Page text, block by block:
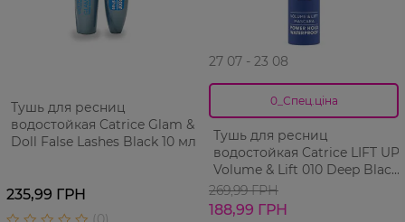
Тушь для ресниц
водостойкая Catrice Glam &
Doll False Lashes Black 10 мл
235,99 ГРН
27 07 - 23 08
0_Спец.ціна
Тушь для ресниц
водостойкая Catrice LIFT UP
Volume & Lift 010 Deep Black
11 мл
269,99 ГРН
188,99 ГРН